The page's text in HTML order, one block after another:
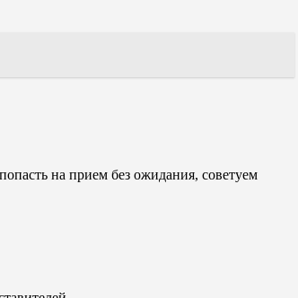
на прием без ожидания, советуем